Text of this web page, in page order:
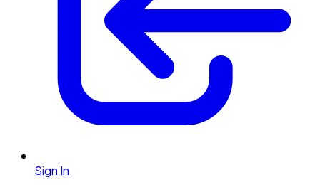
Sign In